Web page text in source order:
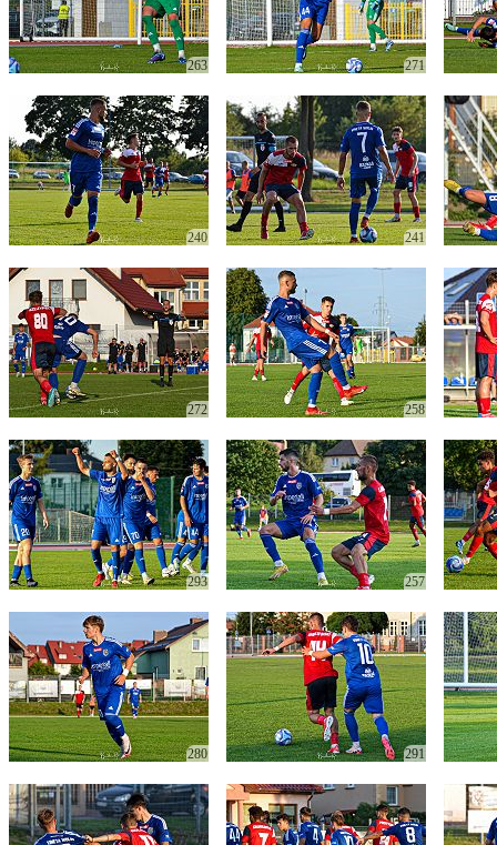
263 271
240 241
272 258
293 257
280 291